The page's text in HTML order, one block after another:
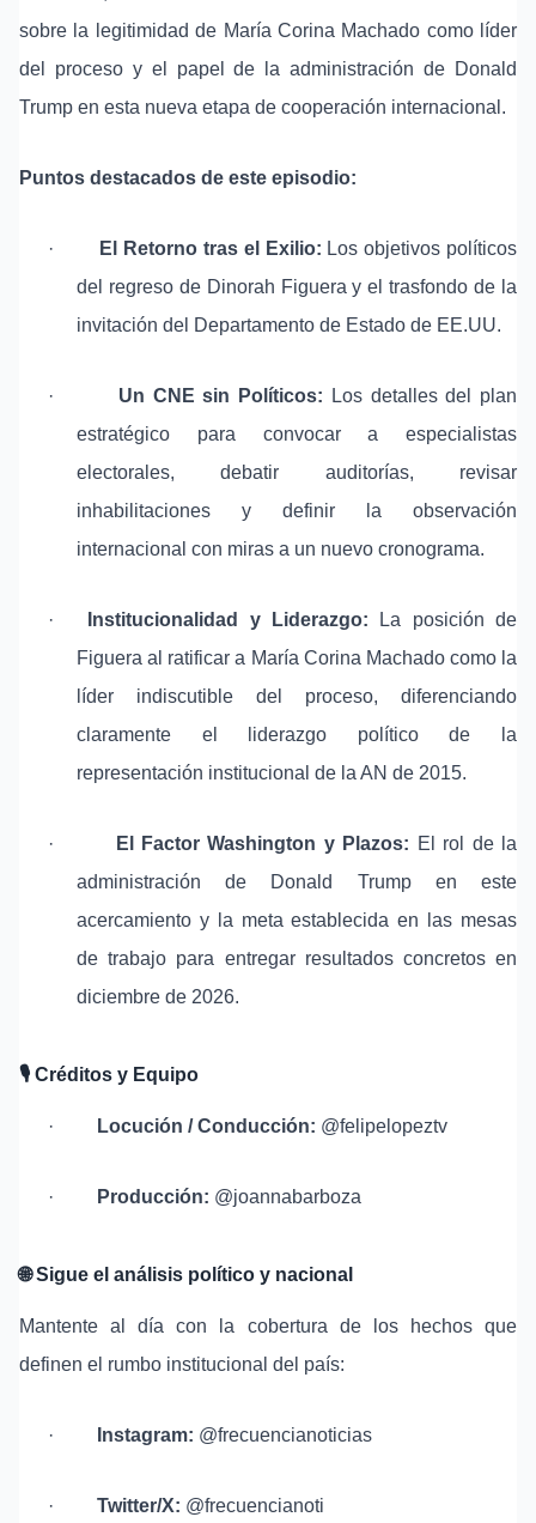
sobre la legitimidad de María Corina Machado como líder
del proceso y el papel de la administración de Donald
Trump en esta nueva etapa de cooperación internacional.
Puntos destacados de este episodio:
· El Retorno tras el Exilio: Los objetivos políticos
del regreso de Dinorah Figuera y el trasfondo de la
invitación del Departamento de Estado de EE.UU.
· Un CNE sin Políticos: Los detalles del plan
estratégico para convocar a especialistas
electorales, debatir auditorías, revisar
inhabilitaciones y definir la observación
internacional con miras a un nuevo cronograma.
· Institucionalidad y Liderazgo: La posición de
Figuera al ratificar a María Corina Machado como la
líder indiscutible del proceso, diferenciando
claramente el liderazgo político de la
representación institucional de la AN de 2015.
· El Factor Washington y Plazos: El rol de la
administración de Donald Trump en este
acercamiento y la meta establecida en las mesas
de trabajo para entregar resultados concretos en
diciembre de 2026.
🎙 ️ Créditos y Equipo
· Locución / Conducción: @felipelopeztv
· Producción: @joannabarboza
🌐Sigue el análisis político y nacional
Mantente al día con la cobertura de los hechos que
definen el rumbo institucional del país:
· Instagram: @frecuencianoticias
· Twitter/X: @frecuencianoti